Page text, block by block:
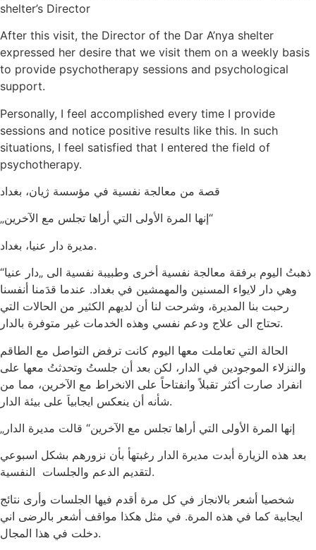
shelter’s Director
After this visit, the Director of the Dar A’nya shelter
expressed her desire that we visit them on a weekly basis
to provide psychotherapy sessions and psychological
support.
Personally, I feel accomplished every time I provide
sessions and notice positive results like this. In such
situations, I feel satisfied that I entered the field of
psychotherapy.
قصة من معالجة نفسية في مؤسسة ژيان، بغداد
„إنها المرة الأولى التي أراها تجلس مع الآخرين“
مديرة دار عنيا، بغداد.
ذهبتُ اليوم برفقة معالجة نفسية أخرى وطبيبة نفسية الى „دار عنيا“
وهي دار لايواء المسنين والمهمشين في بغداد. عندما قدَمنا أنفسنا
رحبت بنا المديرة، وشرحت لنا أن لديهم الكثير من الحالات التي
تحتاج الى علاج ودعم نفسي وهذه الخدمات غير متوفرة بالدار.
الحالة التي تعاملت معها اليوم كانت ترفض التواصل مع الطاقم
والنزلاء الموجودين في الدار، لكن بعد أن جلستُ وتحدثتُ معها على
انفراد صارت أكثر تقبلاً وانفتاحاً على الانخراط مع الآخرين، مما من
شأنه أن ينعكس ايجابياَ على بيئة الدار.
„إنها المرة الأولى التي أراها تجلس مع الآخرين“ قالت مديرة الدار
بعد هذه الزيارة أبدت مديرة الدار رغبتهأ بأن نزورهم بشكل اسبوعي
لتقديم الدعم والجلسات النفسية.
شخصيا أشعر بالانجاز في كل مرة أقدم فيها الجلسات وأرى نتائج
ايجابية كما في هذه المرة. في مثل هكذا مواقف أشعر بالرضى اني
دخلت في هذا المجال.